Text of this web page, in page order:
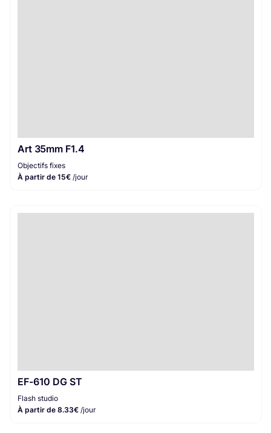
Art 35mm F1.4
Objectifs fixes
À partir de 15€ /jour
EF-610 DG ST
Flash studio
À partir de 8.33€ /jour